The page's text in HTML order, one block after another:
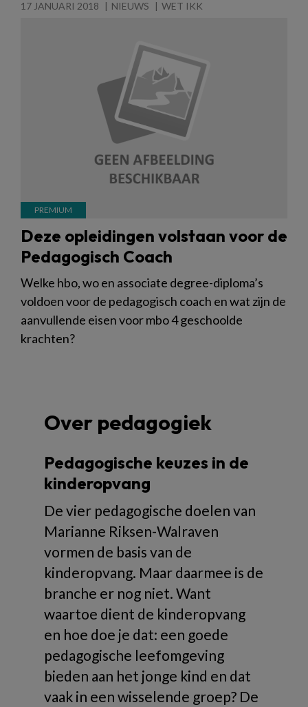
17 JANUARI 2018 NIEUWS WET IKK
Deze opleidingen volstaan voor de
Pedagogisch Coach
Welke hbo, wo en associate degree-diploma’s
voldoen voor de pedagogisch coach en wat zijn de
aanvullende eisen voor mbo 4 geschoolde
krachten?
Over pedagogiek
Pedagogische keuzes in de
kinderopvang
De vier pedagogische doelen van
Marianne Riksen-Walraven
vormen de basis van de
kinderopvang. Maar daarmee is de
branche er nog niet. Want
waartoe dient de kinderopvang
en hoe doe je dat: een goede
pedagogische leefomgeving
bieden aan het jonge kind en dat
vaak in een wisselende groep? De